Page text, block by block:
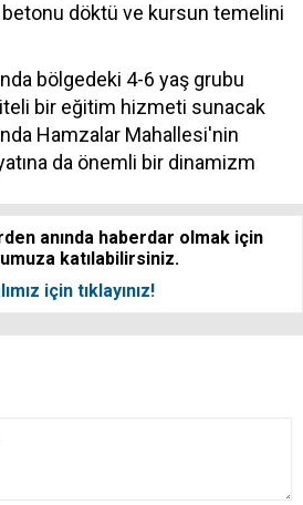
döktü ve kursun temelini
bölgedeki 4-6 yaş grubu
bir eğitim hizmeti sunacak
Hamzalar Mahallesi'nin
da önemli bir dinamizm
anında haberdar olmak için
katılabilirsiniz.
için tıklayınız!